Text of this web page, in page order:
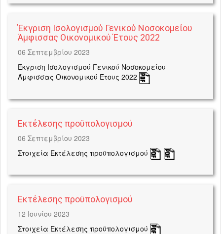
Έκγριση Ισολογισμού Γενικού Νοσοκομείου
Άμφισσας Οικονομικού Έτους 2022
06 Σεπτεμβρίου 2023
Έκγριση Ισολογισμού Γενικού Νοσοκομείου
Άμφισσας Οικονομικού Έτους 2022
Εκτέλεσης προϋπολογισμού
06 Σεπτεμβρίου 2023
Στοιχεία Εκτέλεσης προϋπολογισμού
Εκτέλεσης προϋπολογισμού
12 Ιουνίου 2023
Στοιχεία Εκτέλεσης προϋπολογισμού